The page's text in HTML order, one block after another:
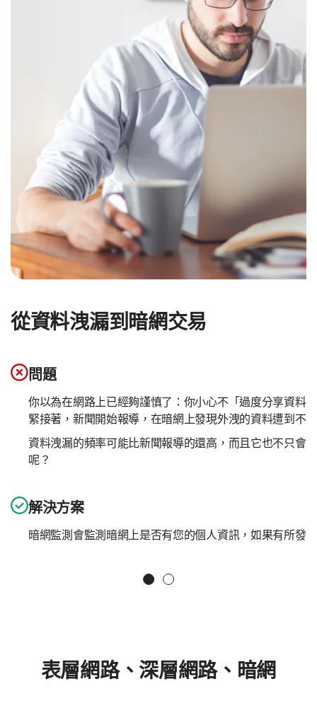
從資料洩漏到暗網交易
問題
你以為在網路上已經夠謹慎了：你小心不「過度分享資料
緊接著，新聞開始報導，在暗網上發現外洩的資料遭到
資料洩漏的頻率可能比新聞報導的還高，而且它也不只會
呢？
解決方案
暗網監測會監測暗網上是否有您的個人資訊，如果有所發
Slide 個1 Slide 個2
表層網路、深層網路、暗網